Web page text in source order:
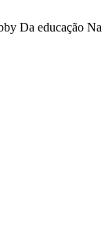
Da educação